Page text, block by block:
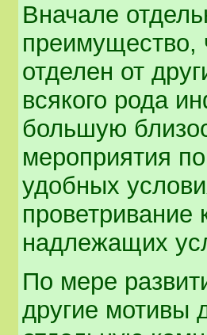
Вначале
преимущество,
отделен от
всякого рода
большую
мероприятия
удобных
проветривание
надлежащих
По мере
другие мотивы